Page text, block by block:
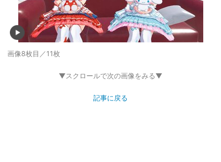
画像8枚目／11枚
▼スクロールで次の画像をみる▼
記事に戻る